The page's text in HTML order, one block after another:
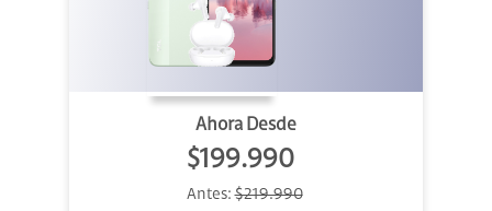
Ahora Desde
$199.990
Antes:$219.990